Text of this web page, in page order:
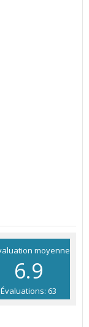
moyenne
6.9
Évaluations: 63